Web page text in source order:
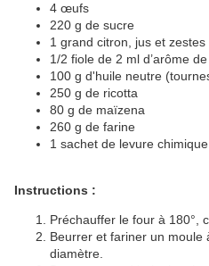
4 œufs
220 g de sucre
1 grand citron, jus et zestes
1/2 fiole de 2 ml d’arôme
100 g d'huile neutre
250 g de ricotta
80 g de maïzena
260 g de farine
1 sachet de levure chimique
Instructions :
Préchauffer le four à 180°,
Beurrer et fariner un moule
diamètre.